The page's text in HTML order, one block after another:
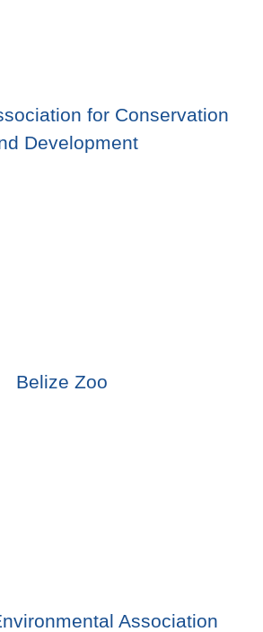
for Conservation
Development
Belize Zoo
Association